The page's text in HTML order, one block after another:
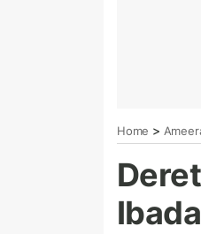
Home >